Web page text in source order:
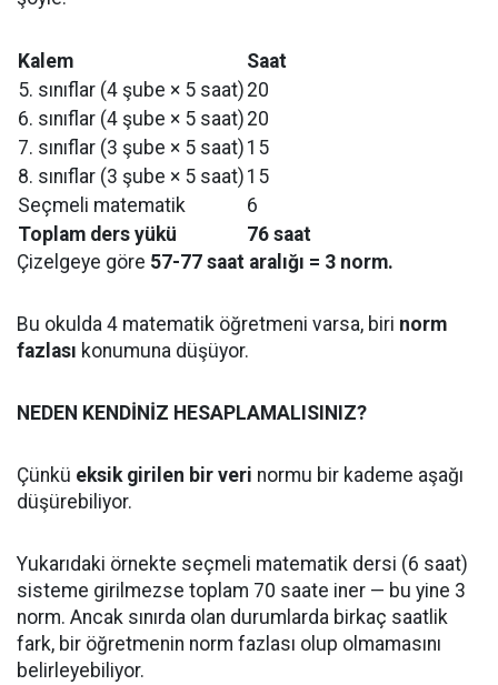
Kalem
Saat
5. sınıflar (4 şube × 5 saat) 20
6. sınıflar (4 şube × 5 saat) 20
7. sınıflar (3 şube × 5 saat) 15
8. sınıflar (3 şube × 5 saat) 15
Seçmeli matematik
6
Toplam ders yükü
76 saat
Çizelgeye göre 57-77 saat aralığı = 3 norm.
Bu okulda 4 matematik öğretmeni varsa, biri norm
fazlası konumuna düşüyor.
NEDEN KENDİNİZ HESAPLAMALISINIZ?
Çünkü eksik girilen bir veri normu bir kademe aşağı
düşürebiliyor.
Yukarıdaki örnekte seçmeli matematik dersi (6 saat)
sisteme girilmezse toplam 70 saate iner — bu yine 3
norm. Ancak sınırda olan durumlarda birkaç saatlik
fark, bir öğretmenin norm fazlası olup olmamasını
belirleyebiliyor.